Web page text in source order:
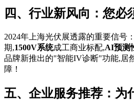
四、行业新风向：您必
2024年上海光伏展透露的重要信号：
期,1500V系统成工商业标配,AI预测
品牌新推出的"智能IV诊断"功能,居
障！
五、企业服务推荐：为